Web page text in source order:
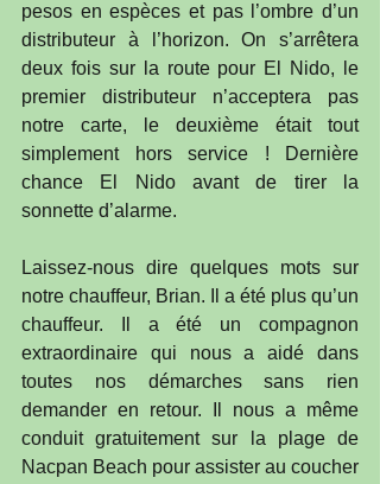
pesos en espèces et pas l’ombre d’un
distributeur à l’horizon. On s’arrêtera
deux fois sur la route pour El Nido, le
premier distributeur n’acceptera pas
notre carte, le deuxième était tout
simplement hors service ! Dernière
chance El Nido avant de tirer la
sonnette d’alarme.
Laissez-nous dire quelques mots sur
notre chauffeur, Brian. Il a été plus qu’un
chauffeur. Il a été un compagnon
extraordinaire qui nous a aidé dans
toutes nos démarches sans rien
demander en retour. Il nous a même
conduit gratuitement sur la plage de
Nacpan Beach pour assister au coucher